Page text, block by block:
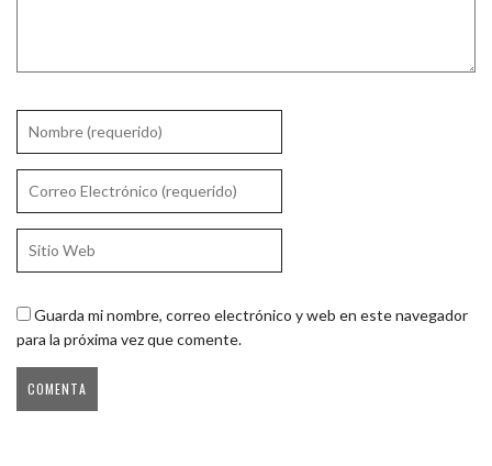
Guarda mi nombre, correo electrónico y web en este navegador
para la próxima vez que comente.